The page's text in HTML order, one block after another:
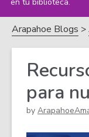
Arapahoe Blogs
para
by